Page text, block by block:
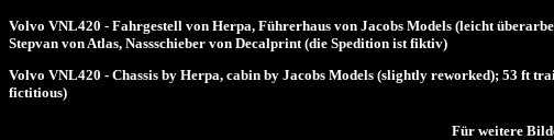
Volvo VNL420 - Fahrgestell von Herpa, Führerhaus von Jacobs Models (leicht
Stepvan von Atlas, Nassschieber von Decalprint (die Spedition ist fiktiv)
Volvo VNL420 - Chassis by Herpa, cabin by Jacobs Models (slightly reworked); 53 ft
fictitious)
Für weitere